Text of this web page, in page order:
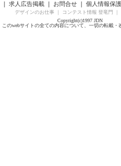
求人広告掲載｜ お問合せ｜ 個人情報保
デザインのお仕事｜ コンテスト情報 登竜門
Copyright(c)1997 JDN
このwebサイトの全ての内容について、一切の転載・